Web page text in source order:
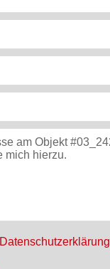
Datenschutzerklärung